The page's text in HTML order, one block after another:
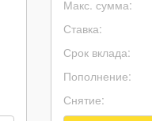
Макс. сумма:
Ставка:
Срок вклада:
Пополнение:
Снятие: